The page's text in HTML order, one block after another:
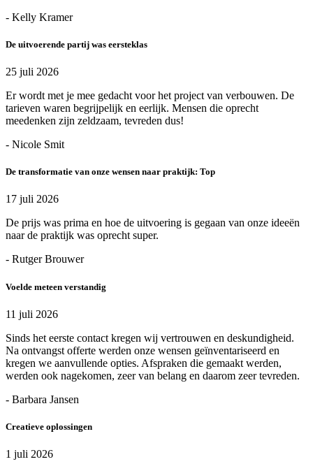
- Kelly Kramer
De uitvoerende partij was eersteklas
25 juli 2026
Er wordt met je mee gedacht voor het project van verbouwen. De
tarieven waren begrijpelijk en eerlijk. Mensen die oprecht
meedenken zijn zeldzaam, tevreden dus!
- Nicole Smit
De transformatie van onze wensen naar praktijk: Top
17 juli 2026
De prijs was prima en hoe de uitvoering is gegaan van onze ideeën
naar de praktijk was oprecht super.
- Rutger Brouwer
Voelde meteen verstandig
11 juli 2026
Sinds het eerste contact kregen wij vertrouwen en deskundigheid.
Na ontvangst offerte werden onze wensen geïnventariseerd en
kregen we aanvullende opties. Afspraken die gemaakt werden,
werden ook nagekomen, zeer van belang en daarom zeer tevreden.
- Barbara Jansen
Creatieve oplossingen
1 juli 2026